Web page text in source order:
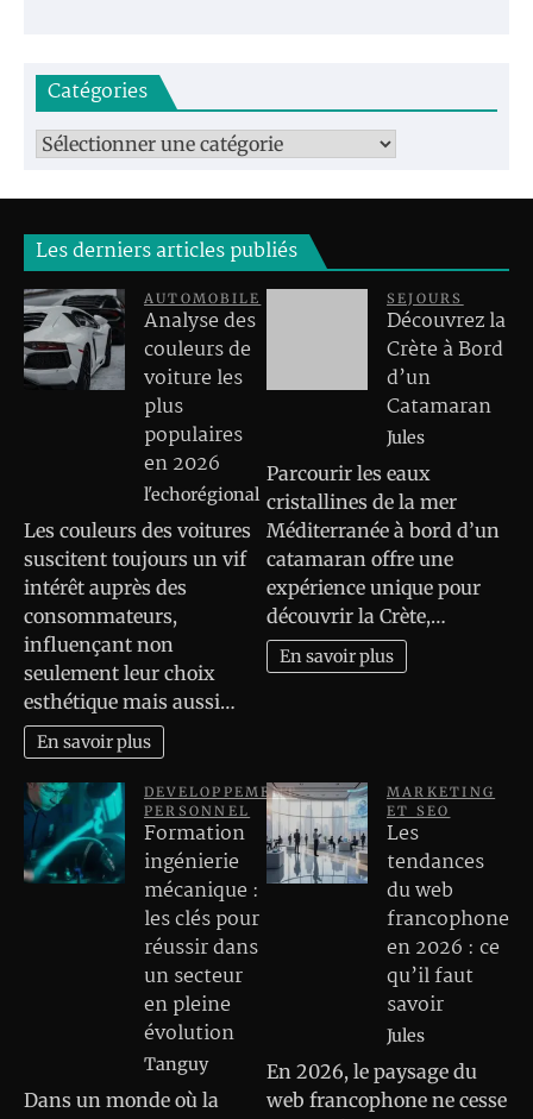
Catégories
Catégories
Les derniers articles publiés
AUTOMOBILE
Analyse des
couleurs de
voiture les
plus
populaires
en 2026
l'echorégional
Les couleurs des voitures
suscitent toujours un vif
intérêt auprès des
consommateurs,
influençant non
seulement leur choix
esthétique mais aussi…
En savoir plus
SEJOURS
Découvrez la
Crète à Bord
d’un
Catamaran
Jules
Parcourir les eaux
cristallines de la mer
Méditerranée à bord d’un
catamaran offre une
expérience unique pour
découvrir la Crète,…
En savoir plus
DEVELOPPEMENT
PERSONNEL
Formation
ingénierie
mécanique :
les clés pour
réussir dans
un secteur
en pleine
évolution
Tanguy
Dans un monde où la
MARKETING
ET SEO
Les
tendances
du web
francophone
en 2026 : ce
qu’il faut
savoir
Jules
En 2026, le paysage du
web francophone ne cesse